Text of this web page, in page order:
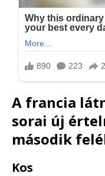
A francia
sorai új
második
Kos